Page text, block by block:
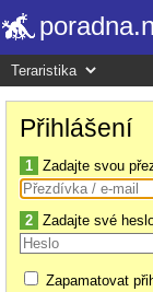
Přihlášení
1 Zadajte svou
2 Zadajte své
Zapamatovat